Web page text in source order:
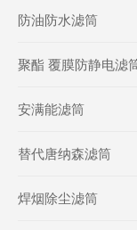
防油防水滤筒
聚酯 覆膜防静电滤
安满能滤筒
替代唐纳森滤筒
焊烟除尘滤筒